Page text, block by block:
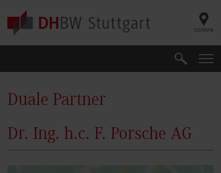
Skip to main content
Standorte
Suche
Duale Partner
Dr. Ing. h.c. F. Porsche AG